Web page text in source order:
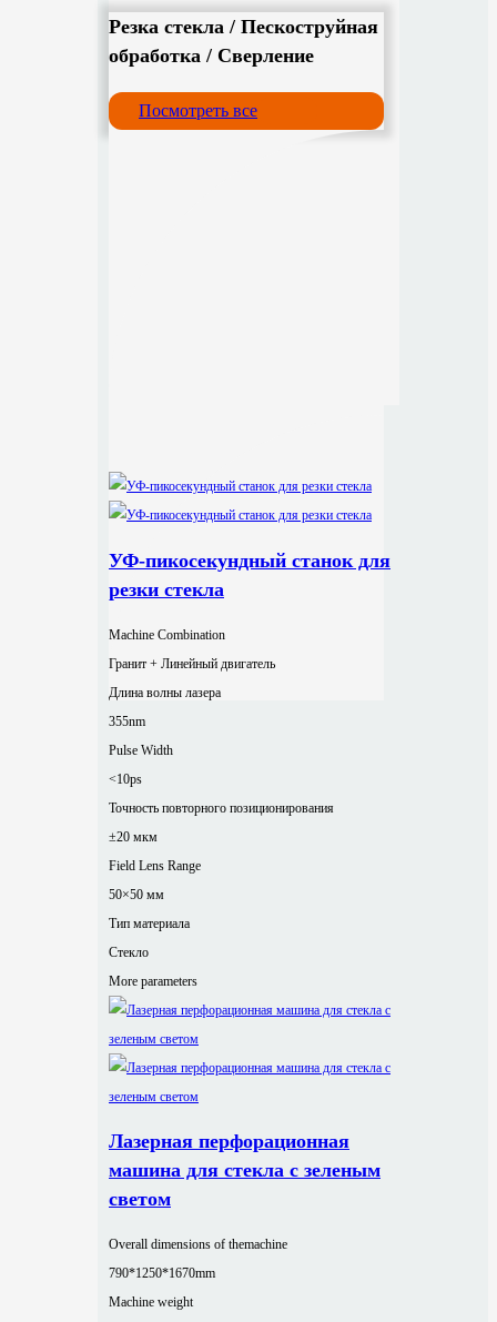
Резка стекла / Пескоструйная
обработка / Сверление
Посмотреть все
УФ-пикосекундный станок для
резки стекла
Machine Combination
Гранит + Линейный двигатель
Длина волны лазера
355nm
Pulse Width
<10ps
Точность повторного позиционирования
±20 мкм
Field Lens Range
50×50 мм
Тип материала
Стекло
More parameters
Лазерная перфорационная
машина для стекла с зеленым
светом
Overall dimensions of themachine
790*1250*1670mm
Machine weight